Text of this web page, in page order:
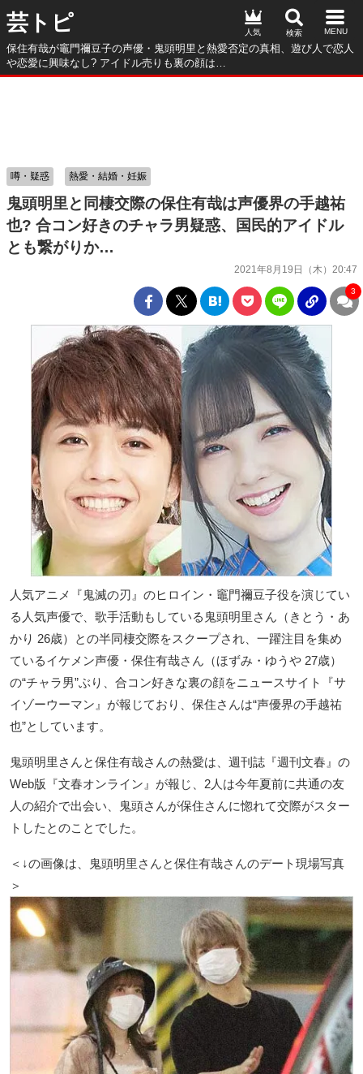
芸トピ
保住有哉が竈門禰豆子の声優・鬼頭明里と熱愛否定の真相、遊び人で恋人
や恋愛に興味なし? アイドル売りも裏の顔は…
人気
鬼頭明里と同棲交際の保住有哉は声優界の手越祐
也? 合コン好きのチャラ男疑惑、国民的アイドル
とも繋がりか…
2021年8月19日（木）20:47
噂・疑惑 熱愛・結婚・妊娠
3
人気アニメ『鬼滅の刃』のヒロイン・竈門禰豆子役を演じてい
る人気声優で、歌手活動もしている鬼頭明里さん（きとう・あ
かり 26歳）との半同棲交際をスクープされ、一躍注目を集め
ているイケメン声優・保住有哉さん（ほずみ・ゆうや 27歳）
の“チャラ男”ぶり、合コン好きな裏の顔をニュースサイト『サ
イゾーウーマン』が報じており、保住さんは“声優界の手越祐
也”としています。
鬼頭明里さんと保住有哉さんの熱愛は、週刊誌『週刊文春』の
Web版『文春オンライン』が報じ、2人は今年夏前に共通の友
人の紹介で出会い、鬼頭さんが保住さんに惚れて交際がスター
トしたとのことでした。
＜↓の画像は、鬼頭明里さんと保住有哉さんのデート現場写真
＞